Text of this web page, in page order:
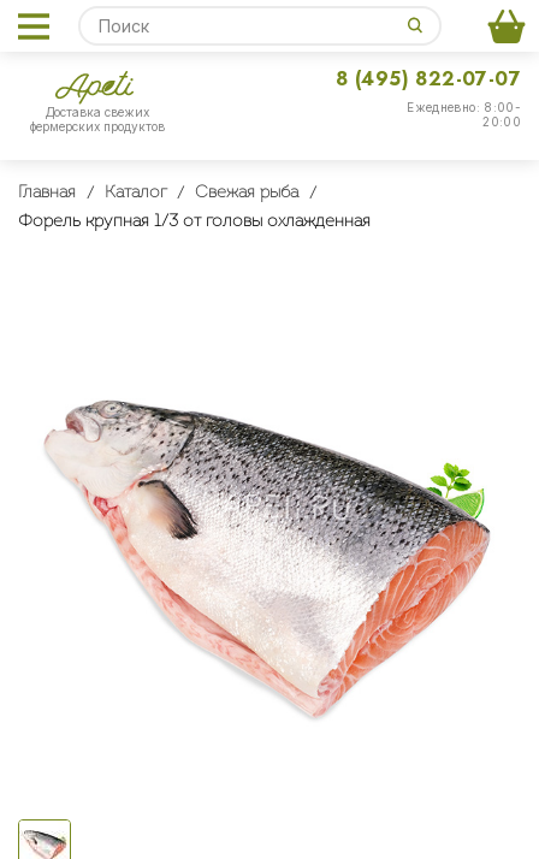
Доставка свежих
фермерских продуктов
Ежедневно: 8:00-
20:00
8 (495) 822-07-07
Главная Каталог
Свежая рыба
Форель крупная 1/3 от головы охлажденная